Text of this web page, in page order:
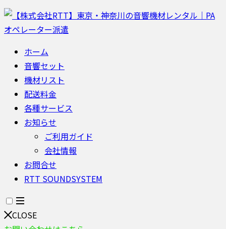
ホーム
音響セット
機材リスト
配送料金
各種サービス
お知らせ
ご利用ガイド
会社情報
お問合せ
RTT SOUNDSYSTEM
CLOSE